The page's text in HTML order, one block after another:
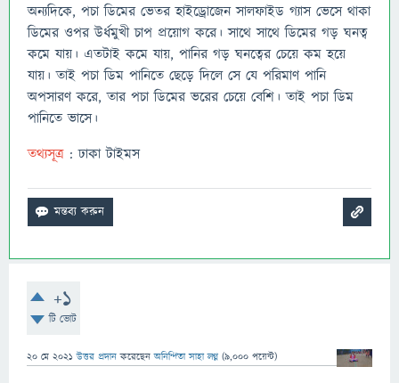
অন্যদিকে, পচা ডিমের ভেতর হাইড্রোজেন সালফাইড গ্যাস ভেসে থাকা
ডিমের ওপর উর্ধমুখী চাপ প্রয়োগ করে। সাথে সাথে ডিমের গড় ঘনত্ব
কমে যায়। এতটাই কমে যায়, পানির গড় ঘনত্বের চেয়ে কম হয়ে
যায়। তাই পচা ডিম পানিতে ছেড়ে দিলে সে যে পরিমাণ পানি
অপসারণ করে, তার পচা ডিমের ভরের চেয়ে বেশি। তাই পচা ডিম
পানিতে ভাসে।
তথ্যসূত্র : ঢাকা টাইমস
+1
টি ভোট
20 মে 2021 উত্তর প্রদান করেছেনঅনিন্দিতা সাহা লগ্ন (9,000 পয়েন্ট)